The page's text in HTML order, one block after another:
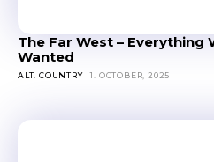
The Far West – Everything
Wanted
ALT. COUNTRY 1. OCTOBER, 2025